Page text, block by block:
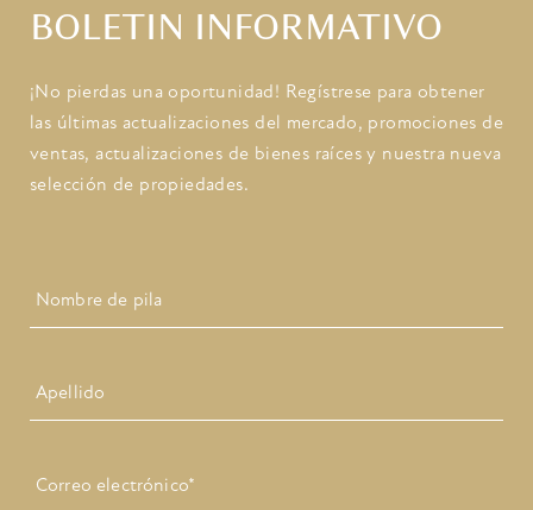
BOLETIN INFORMATIVO
¡No pierdas una oportunidad! Regístrese para obtener
las últimas actualizaciones del mercado, promociones de
ventas, actualizaciones de bienes raíces y nuestra nueva
selección de propiedades.
electrónico *